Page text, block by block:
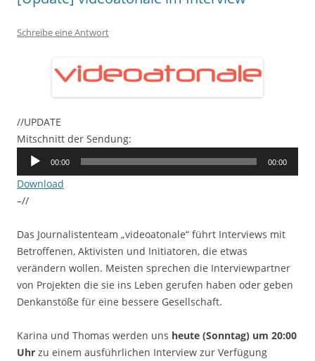
Schreibe eine Antwort
//UPDATE
Mitschnitt der Sendung:
Audio-
00:00 00:00
Download
–//
Das Journalistenteam „videoatonale“ führt Interviews mit
Betroffenen, Aktivisten und Initiatoren, die etwas
verändern wollen. Meisten sprechen die Interviewpartner
von Projekten die sie ins Leben gerufen haben oder geben
Denkanstöße für eine bessere Gesellschaft.
Karina und Thomas werden uns heute (Sonntag) um 20:00
Uhr zu einem ausführlichen Interview zur Verfügung